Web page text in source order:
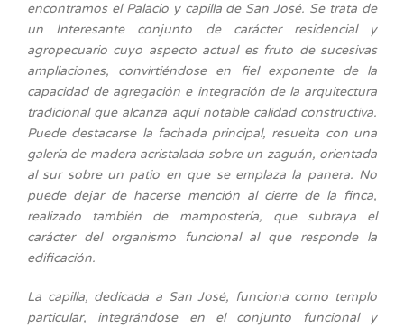
encontramos el Palacio y capilla de San José. Se trata de
un Interesante conjunto de carácter residencial y
agropecuario cuyo aspecto actual es fruto de sucesivas
ampliaciones, convirtiéndose en fiel exponente de la
capacidad de agregación e integración de la arquitectura
tradicional que alcanza aquí notable calidad constructiva.
Puede destacarse la fachada principal, resuelta con una
galería de madera acristalada sobre un zaguán, orientada
al sur sobre un patio en que se emplaza la panera. No
puede dejar de hacerse mención al cierre de la finca,
realizado también de mampostería, que subraya el
carácter del organismo funcional al que responde la
edificación.
La capilla, dedicada a San José, funciona como templo
particular, integrándose en el conjunto funcional y